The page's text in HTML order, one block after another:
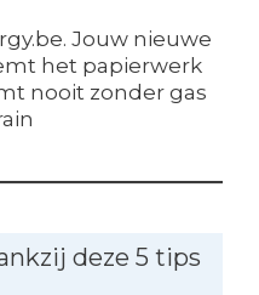
Jouw nieuwe
het papierwerk
nooit zonder gas
deze 5 tips